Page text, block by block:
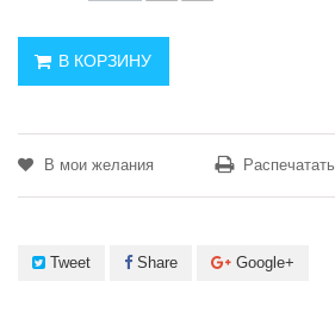
В КОРЗИНУ
В мои желания Распечатать
Tweet Share Google+